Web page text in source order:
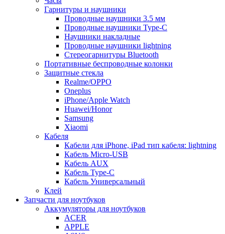
Гарнитуры и наушники
Проводные наушники 3.5 мм
Проводные наушники Type-C
Наушники накладные
Проводные наушники lightning
Стереогарнитуры Bluetooth
Портативные беспроводные колонки
Защитные стекла
Realme/OPPO
Oneplus
iPhone/Apple Watch
Huawei/Honor
Samsung
Xiaomi
Кабеля
Кабели для iPhone, iPad тип кабеля: lightning
Кабель Micro-USB
Кабель AUX
Кабель Type-C
Кабель Универсальный
Клей
Запчасти для ноутбуков
Аккумуляторы для ноутбуков
ACER
APPLE